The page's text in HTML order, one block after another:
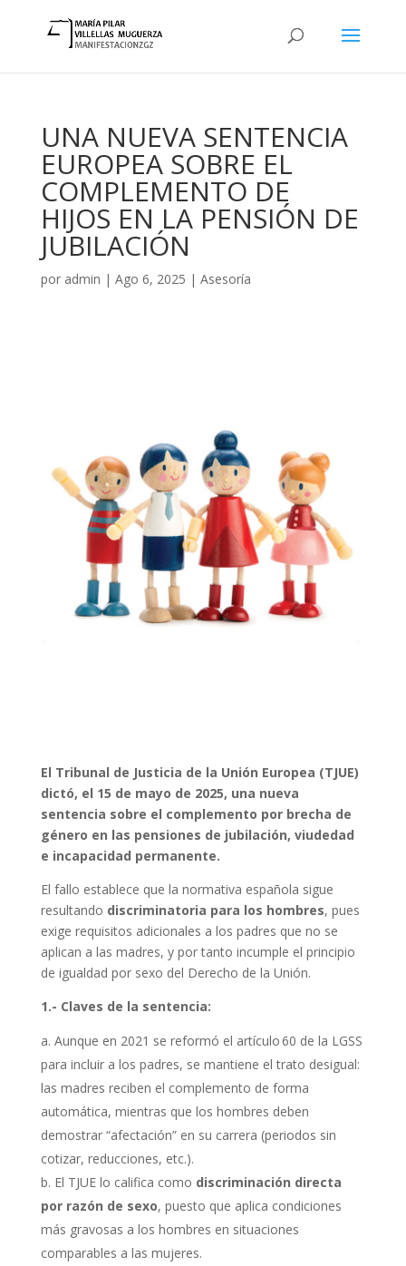
UNA NUEVA SENTENCIA
EUROPEA SOBRE EL
COMPLEMENTO DE
HIJOS EN LA PENSIÓN DE
JUBILACIÓN
por admin | Ago 6, 2025 | Asesoría
El Tribunal de Justicia de la Unión Europea (TJUE)
dictó, el 15 de mayo de 2025, una nueva
sentencia sobre el complemento por brecha de
género en las pensiones de jubilación, viudedad
e incapacidad permanente.
El fallo establece que la normativa española sigue
resultando discriminatoria para los hombres, pues
exige requisitos adicionales a los padres que no se
aplican a las madres, y por tanto incumple el principio
de igualdad por sexo del Derecho de la Unión.
1.- Claves de la sentencia:
Aunque en 2021 se reformó el artículo 60 de la LGSS
para incluir a los padres, se mantiene el trato desigual:
las madres reciben el complemento de forma
automática, mientras que los hombres deben
demostrar “afectación” en su carrera (periodos sin
cotizar, reducciones, etc.).
El TJUE lo califica como discriminación directa
por razón de sexo, puesto que aplica condiciones
más gravosas a los hombres en situaciones
comparables a las mujeres.